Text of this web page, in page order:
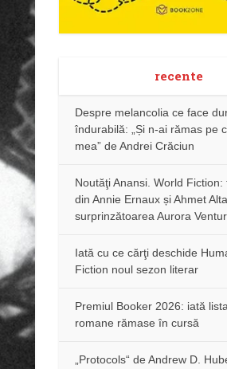
recente
Despre melancolia ce face
îndurabilă: „Și n-ai rămas pe
mea” de Andrei Crăciun
Noutăţi Anansi. World Fiction:
din Annie Ernaux și Ahmet
surprinzătoarea Aurora
Iată cu ce cărţi deschide
Fiction noul sezon literar
Premiul Booker 2026: iată
romane rămase în cursă
„Protocols“ de Andrew D.